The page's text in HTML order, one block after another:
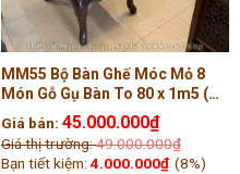
MM55 Bộ Bàn Ghế Móc Mỏ 8
Món Gỗ Gụ Bàn To 80 x 1m5 (
Anh Tiến, Hải Dương )
Giá bán: 45.000.000₫
Giá thị trường:49.000.000₫
Bạn tiết kiệm: 4.000.000₫ (8%)